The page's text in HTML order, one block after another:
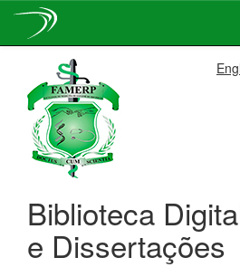
navigation
Biblioteca
e Dissertações